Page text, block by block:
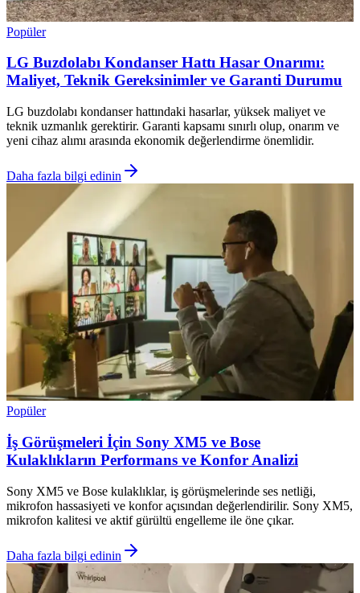
Popüler
LG Buzdolabı Kondanser Hattı Hasar Onarımı:
Maliyet, Teknik Gereksinimler ve Garanti Durumu
LG buzdolabı kondanser hattındaki hasarlar, yüksek maliyet ve
teknik uzmanlık gerektirir. Garanti kapsamı sınırlı olup, onarım ve
yeni cihaz alımı arasında ekonomik değerlendirme önemlidir.
Daha fazla bilgi edinin
Popüler
İş Görüşmeleri İçin Sony XM5 ve Bose
Kulaklıkların Performans ve Konfor Analizi
Sony XM5 ve Bose kulaklıklar, iş görüşmelerinde ses netliği,
mikrofon hassasiyeti ve konfor açısından değerlendirilir. Sony XM5,
mikrofon kalitesi ve aktif gürültü engelleme ile öne çıkar.
Daha fazla bilgi edinin